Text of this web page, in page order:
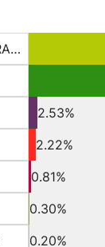
EH BILDU-ORAIN ERREP
2.53%
2.22%
0.81%
0.30%
0.20%